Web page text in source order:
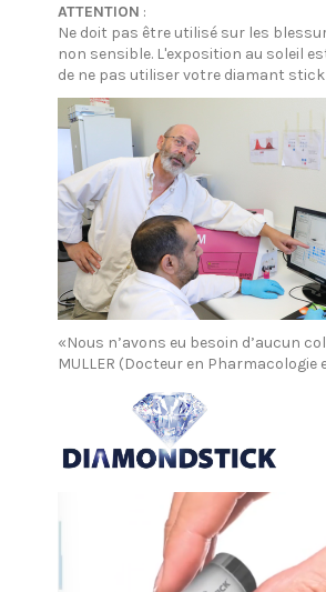
ATTENTION :
Ne doit pas être utilisé sur les
non sensible. L'exposition au soleil
de ne pas utiliser votre diamant
«Nous n’avons eu besoin d’aucun
MULLER (Docteur en Pharmacologie